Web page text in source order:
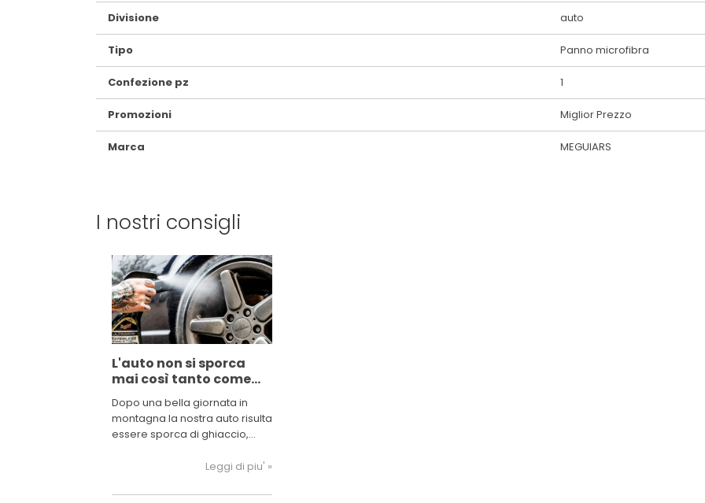
Divisione auto
Tipo Panno microfibra
Confezione pz 1
Promozioni Miglior Prezzo
Marca MEGUIARS
I nostri consigli
L'auto non si sporca
mai così tanto come
quando vai in
montagna
Dopo una bella giornata in
montagna la nostra auto risulta
essere sporca di ghiaccio,
problemi per la carrozzeria
sparso lunghe le strade che si
Leggi di piu' »